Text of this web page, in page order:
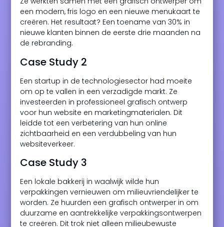
een modern, fris logo en een nieuwe menukaart te
creëren. Het resultaat? Een toename van 30% in
nieuwe klanten binnen de eerste drie maanden na
de rebranding.
Case Study 2
Een startup in de technologiesector had moeite
om op te vallen in een verzadigde markt. Ze
investeerden in professioneel grafisch ontwerp
voor hun website en marketingmaterialen. Dit
leidde tot een verbetering van hun online
zichtbaarheid en een verdubbeling van hun
websiteverkeer.
Case Study 3
Een lokale bakkerij in waalwijk wilde hun
verpakkingen vernieuwen om milieuvriendelijker te
worden. Ze huurden een grafisch ontwerper in om
duurzame en aantrekkelijke verpakkingsontwerpen
te creëren. Dit trok niet alleen milieubewuste